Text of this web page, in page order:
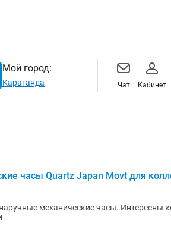
Мой город:
Караганда Чат Кабинет
часы Quartz Japan Movt для
механические часы. Интересны